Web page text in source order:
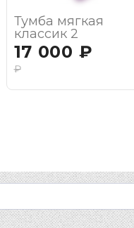
Тумба мягкая
классик 2
17 000 ₽
₽